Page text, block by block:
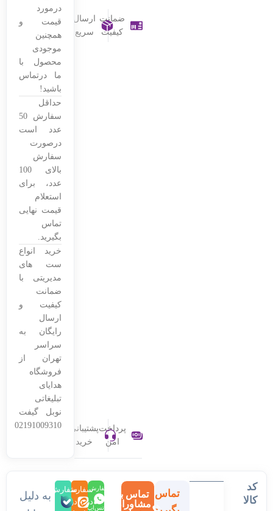
ضمانت
کیفیت
ارسال
سریع
پرداخت
امن
پشتیبانی
خرید
درمورد
قیمت و
همچنین
موجودی
محصول با
ما درتماس
باشید!
حداقل
سفارش 50
عدد است
درصورت
سفارش
بالای 100
عدد، برای
استعلام
قیمت نهایی
تماس
بگیرید.
خرید انواع
ست های
مدیریتی با
ضمانت
کیفیت و
ارسال
رایگان به
سراسر
تهران از
فروشگاه
هدایای
تبلیغاتی
نوبل گیفت
02191009310
کد
کالا
تماس
تماس با
مشاوران
سفارش
در
واتس‌اپ
سفارش
در
سفارش
در
به دلیل